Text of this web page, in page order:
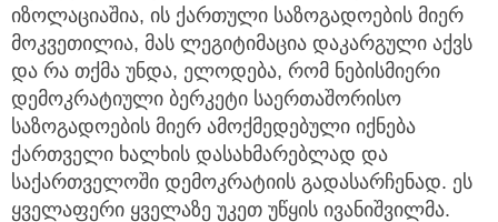
იზოლაციაშია, ის ქართული საზოგადოების მიერ
მოკვეთილია, მას ლეგიტიმაცია დაკარგული აქვს
და რა თქმა უნდა, ელოდება, რომ ნებისმიერი
დემოკრატიული ბერკეტი საერთაშორისო
საზოგადოების მიერ ამოქმედებული იქნება
ქართველი ხალხის დასახმარებლად და
საქართველოში დემოკრატიის გადასარჩენად. ეს
ყველაფერი ყველაზე უკეთ უწყის ივანიშვილმა.